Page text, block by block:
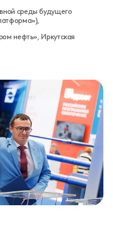
среды будущего
нефть», Иркутская